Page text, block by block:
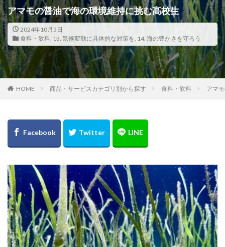
アマモの醤油で海の環境維持に挑む高校生
2024年10月5日
食料・飲料, 13. 気候変動に具体的な対策を, 14. 海の豊かさを守ろう
HOME 商品・サービスカテゴリ別から探す 食料・飲料 アマ